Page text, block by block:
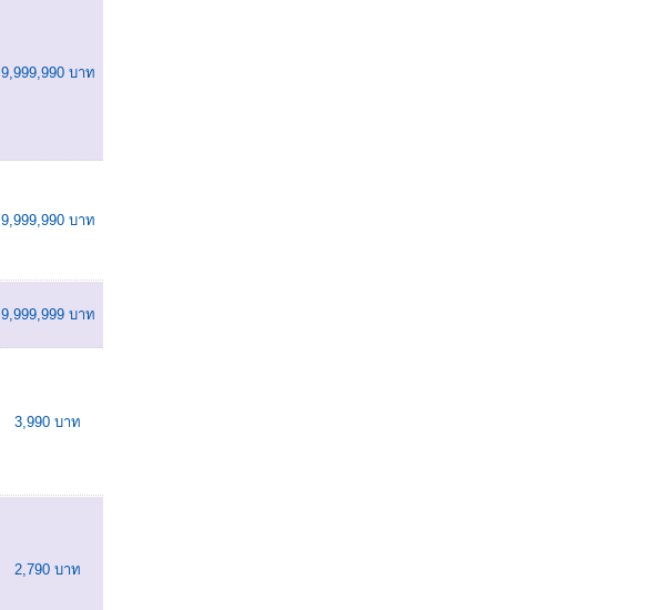
9,999,990 บาท
9,999,990 บาท
9,999,999 บาท
3,990 บาท
2,790 บาท